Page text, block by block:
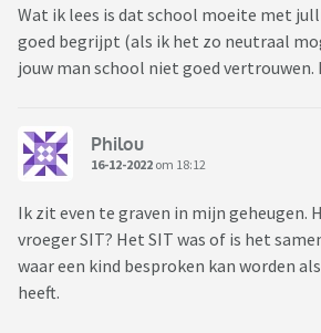
Wat ik lees is dat school moeite met
goed begrijpt (als ik het zo neutraal
jouw man school niet goed vertrouwen.
Philou
16-12-2022 om 18:12
Ik zit even te graven in mijn geheugen.
vroeger SIT? Het SIT was of is het
waar een kind besproken kan worden
heeft.